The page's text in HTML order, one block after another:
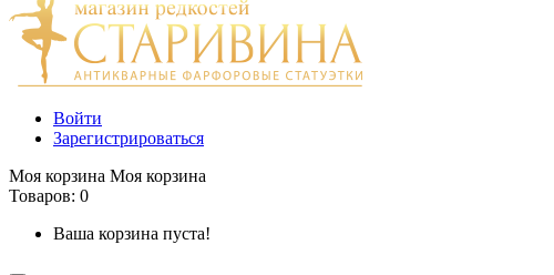
Войти
Зарегистрироваться
Моя корзина Моя корзина
Товаров: 0
Ваша корзина пуста!